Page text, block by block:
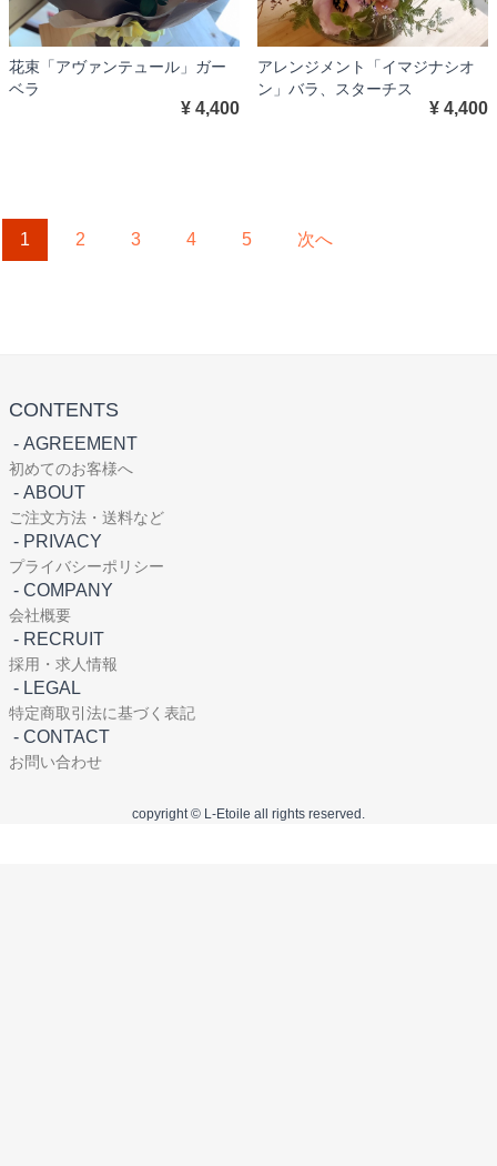
花束「アヴァンテュール」ガー
ベラ
¥ 4,400
アレンジメント「イマジナシオ
ン」バラ、スターチス
¥ 4,400
1 2 3 4 5 次へ
CONTENTS
- AGREEMENT
初めてのお客様へ
- ABOUT
ご注文方法・送料など
- PRIVACY
プライバシーポリシー
- COMPANY
会社概要
- RECRUIT
採用・求人情報
- LEGAL
特定商取引法に基づく表記
- CONTACT
お問い合わせ
copyright © L-Etoile all rights reserved.